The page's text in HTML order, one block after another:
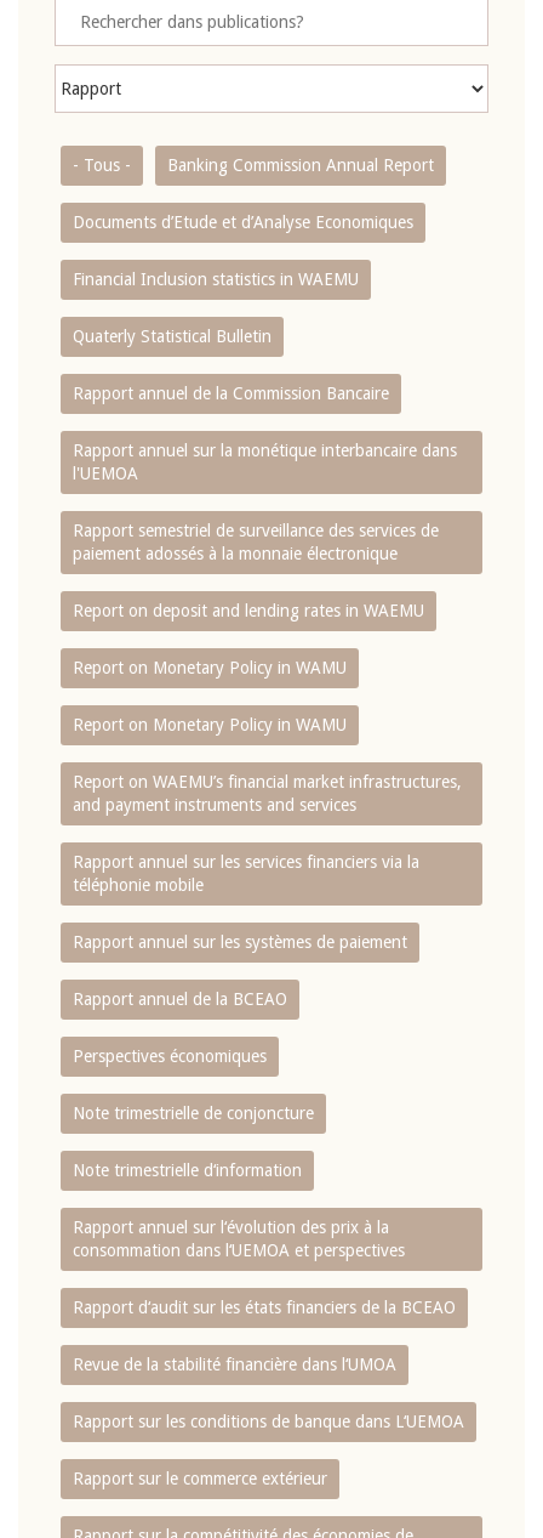
- Tous - Banking Commission Annual Report
Documents d’Etude et d’Analyse Economiques
Financial Inclusion statistics in WAEMU
Quaterly Statistical Bulletin
Rapport annuel de la Commission Bancaire
Rapport annuel sur la monétique interbancaire dans
l'UEMOA
Rapport semestriel de surveillance des services de
paiement adossés à la monnaie électronique
Report on deposit and lending rates in WAEMU
Report on Monetary Policy in WAMU
Report on Monetary Policy in WAMU
Report on WAEMU’s financial market infrastructures,
and payment instruments and services
Rapport annuel sur les services financiers via la
téléphonie mobile
Rapport annuel sur les systèmes de paiement
Rapport annuel de la BCEAO
Perspectives économiques
Note trimestrielle de conjoncture
Note trimestrielle d‘information
Rapport annuel sur l‘évolution des prix à la
consommation dans l‘UEMOA et perspectives
Rapport d‘audit sur les états financiers de la BCEAO
Revue de la stabilité financière dans l‘UMOA
Rapport sur les conditions de banque dans L‘UEMOA
Rapport sur le commerce extérieur